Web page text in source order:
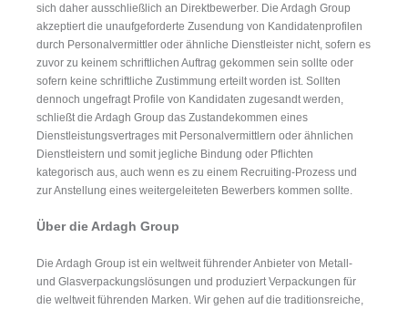
sich daher ausschließlich an Direktbewerber. Die Ardagh Group
akzeptiert die unaufgeforderte Zusendung von Kandidatenprofilen
durch Personalvermittler oder ähnliche Dienstleister nicht, sofern es
zuvor zu keinem schriftlichen Auftrag gekommen sein sollte oder
sofern keine schriftliche Zustimmung erteilt worden ist. Sollten
dennoch ungefragt Profile von Kandidaten zugesandt werden,
schließt die Ardagh Group das Zustandekommen eines
Dienstleistungsvertrages mit Personalvermittlern oder ähnlichen
Dienstleistern und somit jegliche Bindung oder Pflichten
kategorisch aus, auch wenn es zu einem Recruiting-Prozess und
zur Anstellung eines weitergeleiteten Bewerbers kommen sollte.
Über die Ardagh Group
Die Ardagh Group ist ein weltweit führender Anbieter von Metall-
und Glasverpackungslösungen und produziert Verpackungen für
die weltweit führenden Marken. Wir gehen auf die traditionsreiche,